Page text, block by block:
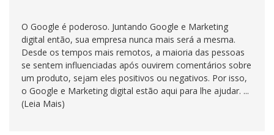
O Google é poderoso. Juntando Google e Marketing
digital então, sua empresa nunca mais será a mesma.
Desde os tempos mais remotos, a maioria das pessoas
se sentem influenciadas após ouvirem comentários sobre
um produto, sejam eles positivos ou negativos. Por isso,
o Google e Marketing digital estão aqui para lhe ajudar. ...
(Leia Mais)